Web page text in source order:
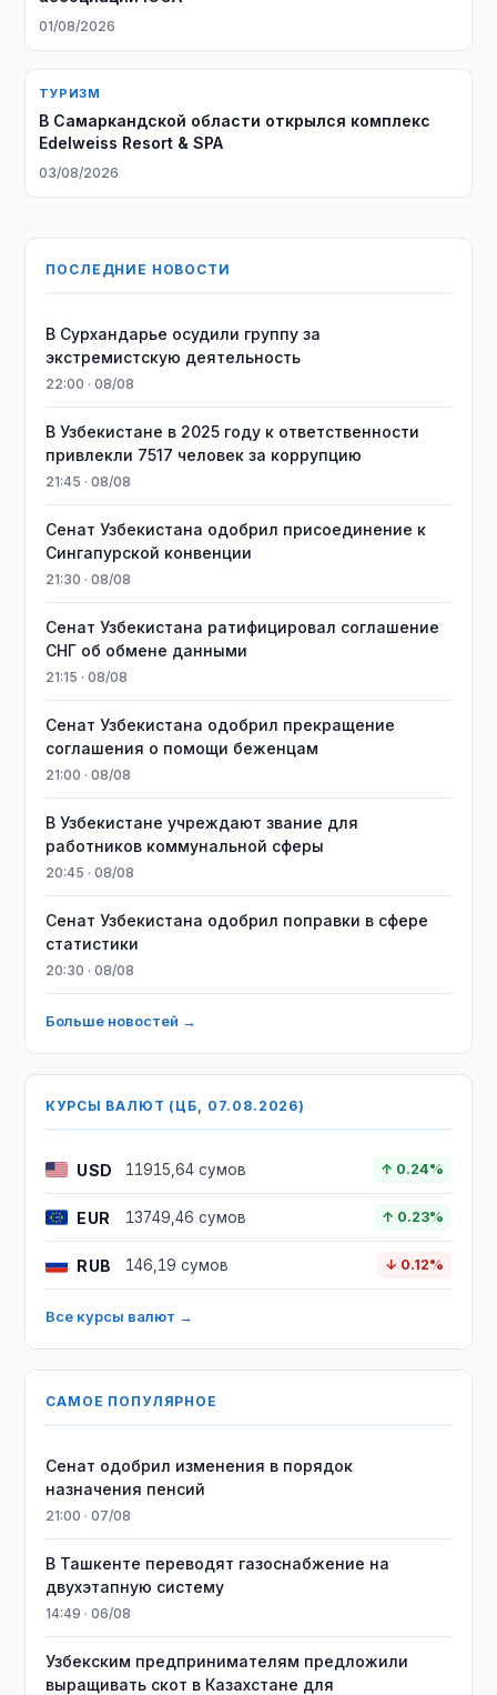
01/08/2026
ТУРИЗМ
В Самаркандской области открылся комплекс
Edelweiss Resort & SPA
03/08/2026
ПОСЛЕДНИЕ НОВОСТИ
В Сурхандарье осудили группу за
экстремистскую деятельность
22:00 · 08/08
В Узбекистане в 2025 году к ответственности
привлекли 7517 человек за коррупцию
21:45 · 08/08
Сенат Узбекистана одобрил присоединение к
Сингапурской конвенции
21:30 · 08/08
Сенат Узбекистана ратифицировал соглашение
СНГ об обмене данными
21:15 · 08/08
Сенат Узбекистана одобрил прекращение
соглашения о помощи беженцам
21:00 · 08/08
В Узбекистане учреждают звание для
работников коммунальной сферы
20:45 · 08/08
Сенат Узбекистана одобрил поправки в сфере
статистики
20:30 · 08/08
Больше новостей →
КУРСЫ ВАЛЮТ (ЦБ, 07.08.2026)
USD 11915,64 сумов ↑ 0.24%
EUR 13749,46 сумов ↑ 0.23%
RUB 146,19 сумов ↓ 0.12%
Все курсы валют →
САМОЕ ПОПУЛЯРНОЕ
Сенат одобрил изменения в порядок
назначения пенсий
21:00 · 07/08
В Ташкенте переводят газоснабжение на
двухэтапную систему
14:49 · 06/08
Узбекским предпринимателям предложили
выращивать скот в Казахстане для